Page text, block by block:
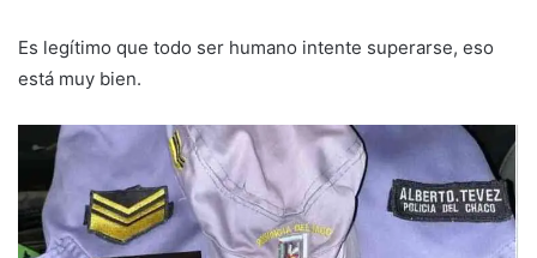
Es legítimo que todo ser humano intente superarse, eso
está muy bien.